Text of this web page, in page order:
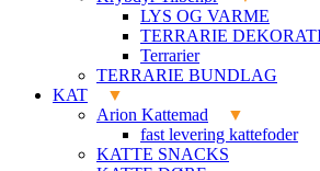
LYS OG VARME
TERRARIE
Terrarier
TERRARIE BUNDLAG
KAT
Arion Kattemad
fast levering kattefoder
KATTE SNACKS